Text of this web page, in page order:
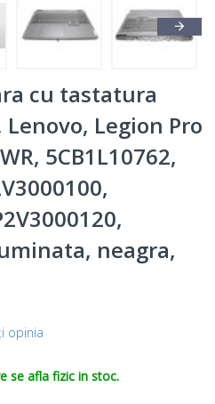
cu tastatura
Legion Pro
5CB1L10762,
neagra,
opinia